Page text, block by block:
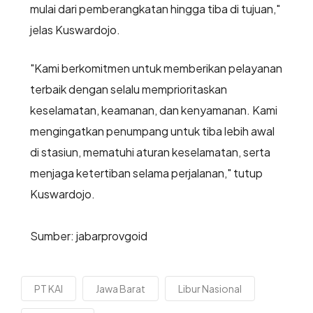
mulai dari pemberangkatan hingga tiba di tujuan,"
jelas Kuswardojo.
"Kami berkomitmen untuk memberikan pelayanan
terbaik dengan selalu memprioritaskan
keselamatan, keamanan, dan kenyamanan. Kami
mengingatkan penumpang untuk tiba lebih awal
di stasiun, mematuhi aturan keselamatan, serta
menjaga ketertiban selama perjalanan," tutup
Kuswardojo.
Sumber: jabarprovgoid
PT KAI Jawa Barat Libur Nasional